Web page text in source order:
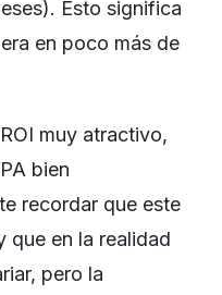
Esto significa
en poco más de
muy atractivo,
bien
recordar que este
que en la realidad
pero la